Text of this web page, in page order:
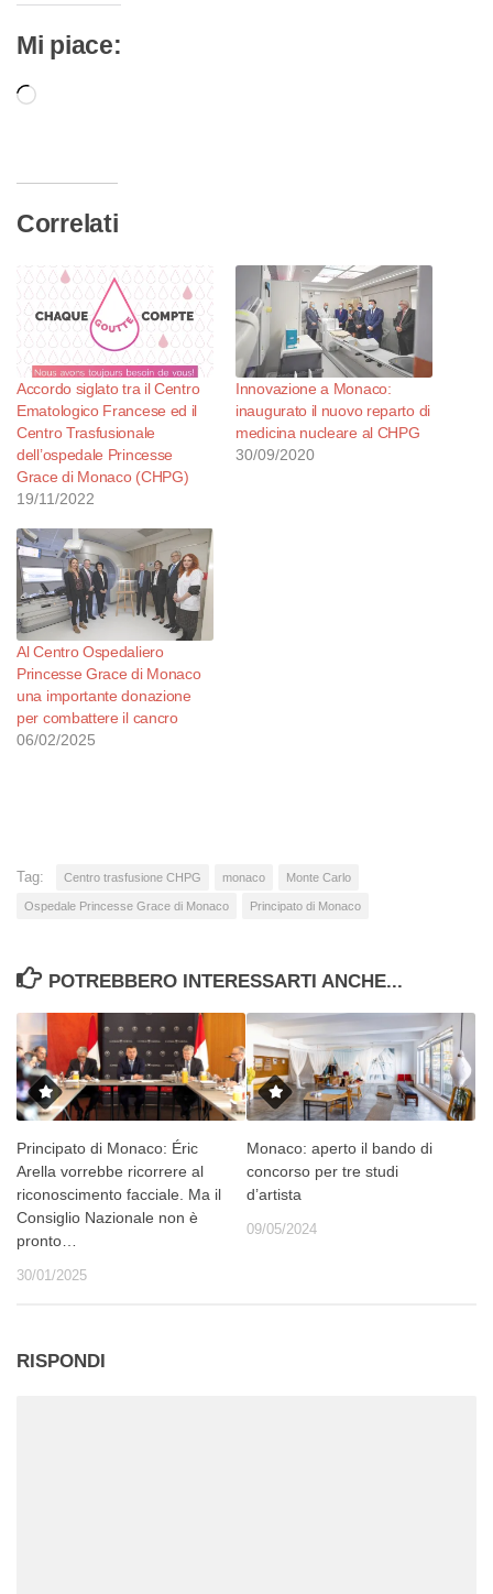
Mi piace:
Caricamento
Correlati
Accordo siglato tra il Centro
Ematologico Francese ed il
Centro Trasfusionale
dell’ospedale Princesse
Grace di Monaco (CHPG)
19/11/2022
Innovazione a Monaco:
inaugurato il nuovo reparto di
medicina nucleare al CHPG
30/09/2020
Al Centro Ospedaliero
Princesse Grace di Monaco
una importante donazione
per combattere il cancro
06/02/2025
Tag: Centro trasfusione CHPG monaco Monte Carlo
Ospedale Princesse Grace di Monaco Principato di Monaco
POTREBBERO INTERESSARTI ANCHE...
Principato di Monaco: Éric
Arella vorrebbe ricorrere al
riconoscimento facciale. Ma il
Consiglio Nazionale non è
pronto…
30/01/2025
Monaco: aperto il bando di
concorso per tre studi
d’artista
09/05/2024
RISPONDI